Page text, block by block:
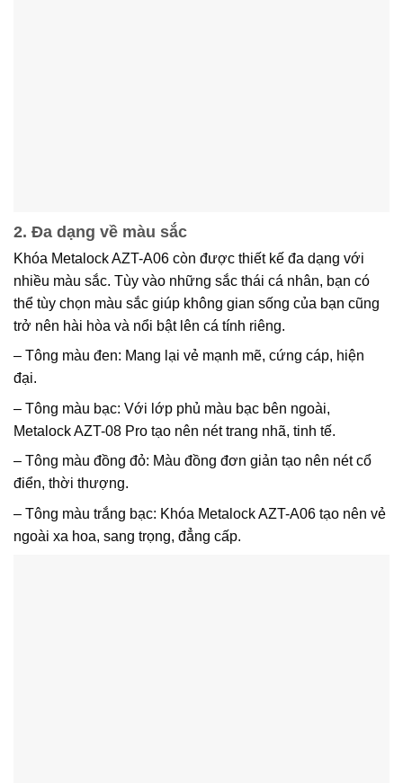
2. Đa dạng về màu sắc
Khóa Metalock AZT-A06 còn được thiết kế đa dạng với
nhiều màu sắc. Tùy vào những sắc thái cá nhân, bạn có
thể tùy chọn màu sắc giúp không gian sống của bạn cũng
trở nên hài hòa và nổi bật lên cá tính riêng.
– Tông màu đen: Mang lại vẻ mạnh mẽ, cứng cáp, hiện
đại.
– Tông màu bạc: Với lớp phủ màu bạc bên ngoài,
Metalock AZT-08 Pro tạo nên nét trang nhã, tinh tế.
– Tông màu đồng đỏ: Màu đồng đơn giản tạo nên nét cổ
điển, thời thượng.
– Tông màu trắng bạc: Khóa Metalock AZT-A06 tạo nên vẻ
ngoài xa hoa, sang trọng, đẳng cấp.